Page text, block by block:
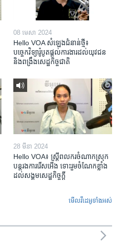
08 មេសា 2024
Hello VOA សំឡេង​ជំនាន់​ថ្មី៖
បច្ចេកវិទ្យា​រ៉ូបូត​ផ្តល់​ការងារ​ដល់​យុវជន
និង​ពង្រឹង​​សេដ្ឋកិច្ច​ជាតិ​​​​​​
28 មីនា 2024
Hello VOA៖ ស្រ្តីពលករចំណាកស្រុក
បន្តរងការរើសអើង ទោះរួមចំណែកខ្លាំង
ដល់សង្គមសេដ្ឋកិច្ចក្តី
មើល​វីដេអូ​ទាំង​អស់